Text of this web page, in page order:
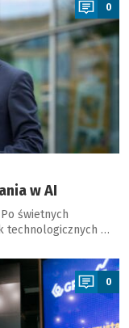
0
w AI
świetnych
technologicznych …
0